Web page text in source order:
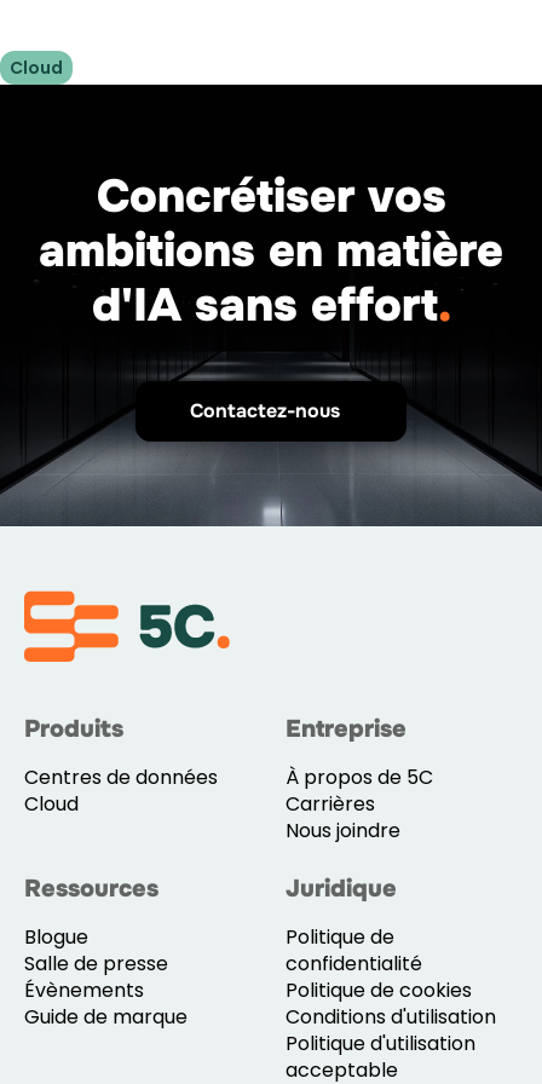
Cloud
Concrétiser vos
ambitions en matière
d'IA sans effort.
Contactez-nous
Produits
Centres de données
Cloud
Entreprise
À propos de 5C
Carrières
Nous joindre
Ressources
Blogue
Salle de presse
Évènements
Guide de marque
Juridique
Politique de
confidentialité
Politique de cookies
Conditions d'utilisation
Politique d'utilisation
acceptable